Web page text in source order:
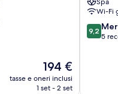
Il
prezzo
attuale
194 €
tasse e oneri inclusi
1 set - 2 set
Lipari
Wi-Fi
9.2
su
9,2
5